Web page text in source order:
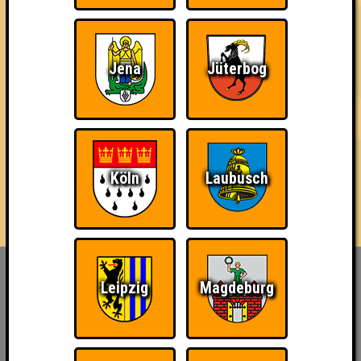
04.09.2025vonohne Smartphone aufgeschmissen
Inhaber & Geschäftsführer:
Georg Martin // Quizlabor
Sandower Straße 56
info@quizlabor.de
Jena Jüterbog
Köln Laubusch
Leipzig Magdeburg